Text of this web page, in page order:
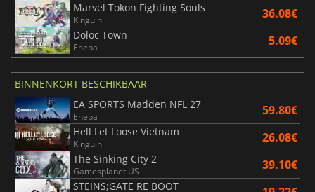
Marvel Tokon Fighting Souls
Kinguin 36.08€
Doloc Town
Eneba 5.09€
BINNENKORT BESCHIKBAAR
EA SPORTS Madden NFL 27
Eneba 59.80€
Hell Let Loose Vietnam
Kinguin 26.08€
The Sinking City 2
Gamesplanet US 39.10€
STEINS;GATE RE BOOT